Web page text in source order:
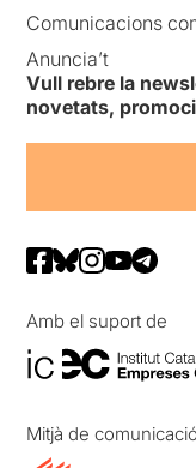
Comunicacions
Anuncia’t
Vull rebre la
novetats,
Amb el suport de
Mitjà de